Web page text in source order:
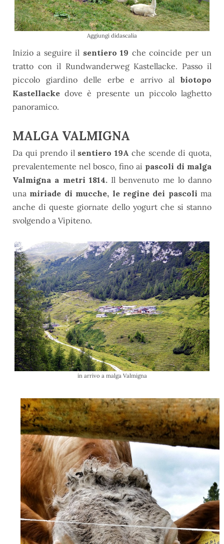
Aggiungi didascalia
Inizio a seguire il sentiero 19 che coincide per un
tratto con il Rundwanderweg Kastellacke. Passo il
piccolo giardino delle erbe e arrivo al biotopo
Kastellackedove è presente un piccolo laghetto
panoramico.
MALGA VALMIGNA
Da qui prendo il sentiero 19Ache scende di quota,
prevalentemente nel bosco, fino ai pascoli di malga
Valmigna a metri 1814.Il benvenuto me lo danno
una miriade di mucche, le regine dei pascoli ma
anche di queste giornate dello yogurt che si stanno
svolgendo a Vipiteno.
in arrivo a malga Valmigna